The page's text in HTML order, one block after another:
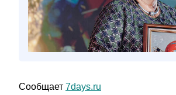
Сообщает 7days.ru